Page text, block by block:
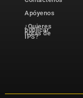
Apóyenos
¿Quieres
publicar
notas de
IPS?